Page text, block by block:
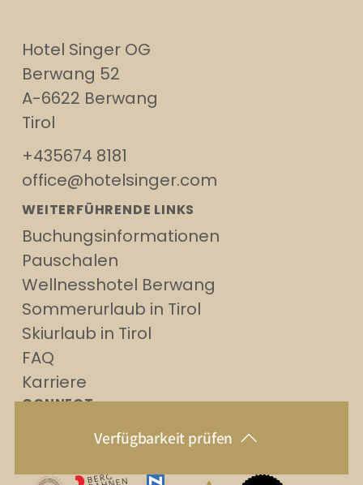
Verfügbarkeit prüfen
Hotel Singer OG
Berwang 52
A-6622 Berwang
Tirol
+435674 8181
office@hotelsinger.com
WEITERFÜHRENDE LINKS
Buchungsinformationen
Pauschalen
Wellnesshotel Berwang
Sommerurlaub in Tirol
Skiurlaub in Tirol
FAQ
Karriere
CONNECT